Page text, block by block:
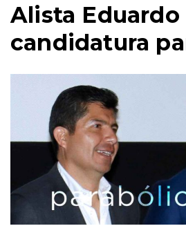
Alista Eduardo
candidatura